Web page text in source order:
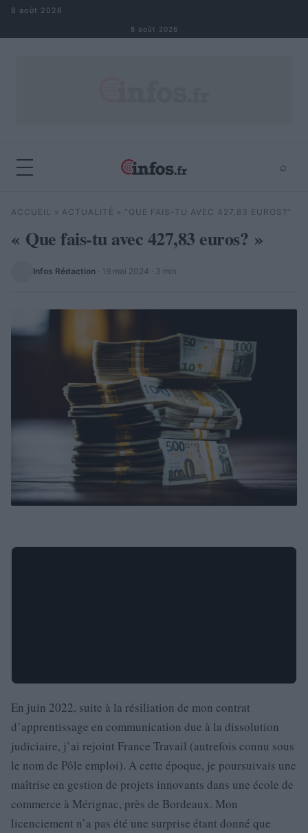
Aller au contenu
8 août 2026
8 août 2026
⌕
Rechercher ⌕ ×
ACCUEIL » ACTUALITÉ » “QUE FAIS-TU AVEC 427,83 EUROS?”
« Que fais-tu avec 427,83 euros? »
Infos Rédaction · 19 mai 2024 · 3 min
En juin 2022, suite à la résiliation de mon contrat
d’apprentissage en communication due à la dissolution
judiciaire, j’ai rejoint France Travail (autrefois connu sous
le nom de Pôle emploi). A cette époque, je poursuivais une
maîtrise en gestion de projets innovants dans une école de
commerce à Mérignac, près de Bordeaux. Mon
licenciement n’a pas été une surprise étant donné que